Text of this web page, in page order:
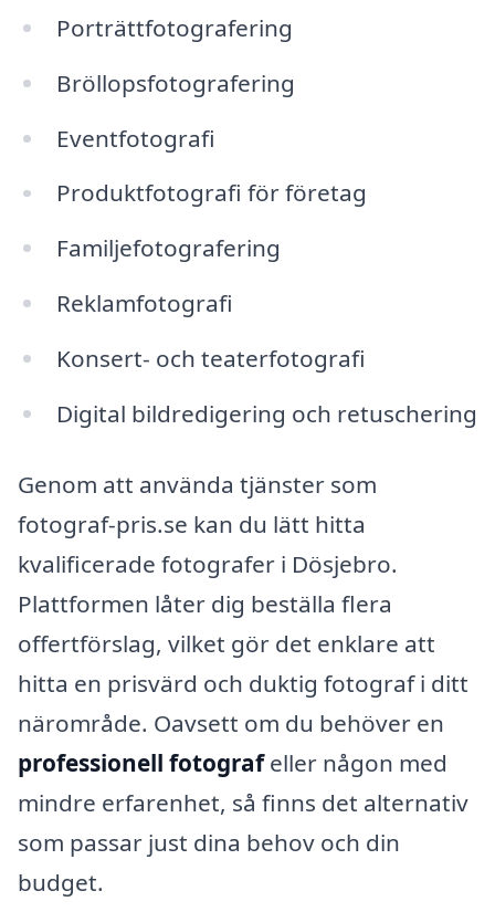
Porträttfotografering
Bröllopsfotografering
Eventfotografi
Produktfotografi för företag
Familjefotografering
Reklamfotografi
Konsert- och teaterfotografi
Digital bildredigering och retuschering
Genom att använda tjänster som
fotograf-pris.se kan du lätt hitta
kvalificerade fotografer i Dösjebro.
Plattformen låter dig beställa flera
offertförslag, vilket gör det enklare att
hitta en prisvärd och duktig fotograf i ditt
närområde. Oavsett om du behöver en
professionell fotografeller någon med
mindre erfarenhet, så finns det alternativ
som passar just dina behov och din
budget.